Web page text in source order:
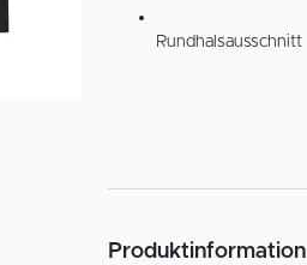
Rundhalsausschnitt
Produktinformation